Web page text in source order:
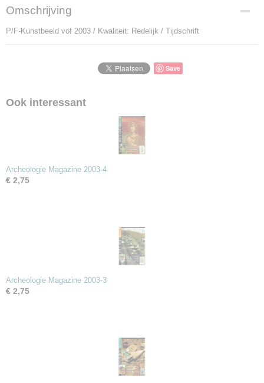
Productcode
P-905075
Bruto gewicht
Omschrijving
P/F-Kunstbeeld vof 2003 / Kwaliteit: Redelijk / Tijdschrift
Save
Ook interessant
Archeologie Magazine 2003-4
€ 2,75
Archeologie Magazine 2003-3
€ 2,75